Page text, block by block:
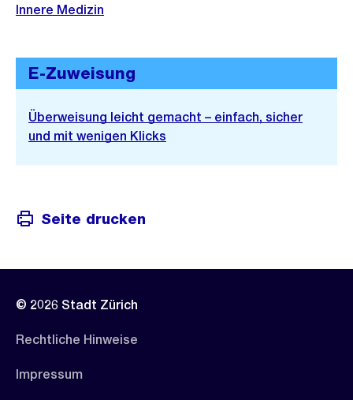
Innere Medizin
E-Zuweisung
Überweisung leicht gemacht – einfach, sicher
und mit wenigen Klicks
Seite drucken
© 2026 Stadt Zürich
Rechtliche Hinweise
Impressum